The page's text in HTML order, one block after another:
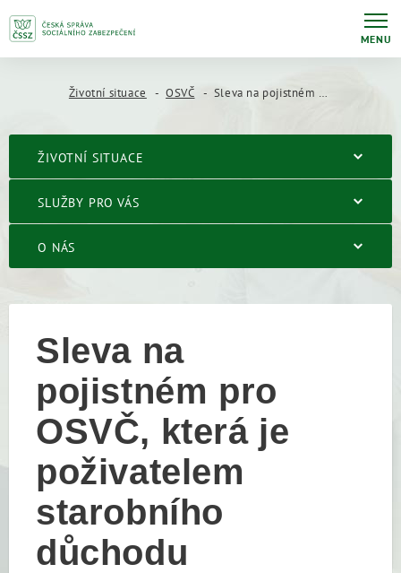
MENU
Životní situace OSVČ Sleva na pojistném pro OSVČ, která je poživatelem starobního důchodu
ŽIVOTNÍ SITUACE
SLUŽBY PRO VÁS
O NÁS
Sleva na
pojistném pro
OSVČ, která je
poživatelem
starobního
důchodu